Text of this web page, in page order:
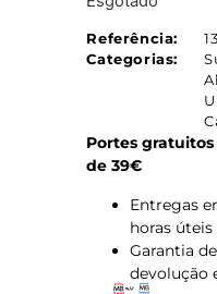
Referência:
Categorias:
Portes
de 39€
Entregas
horas úteis
Garantia de
devolução